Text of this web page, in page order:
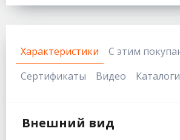
Характеристики С этим
Сертификаты
Видео Каталоги
Внешний вид